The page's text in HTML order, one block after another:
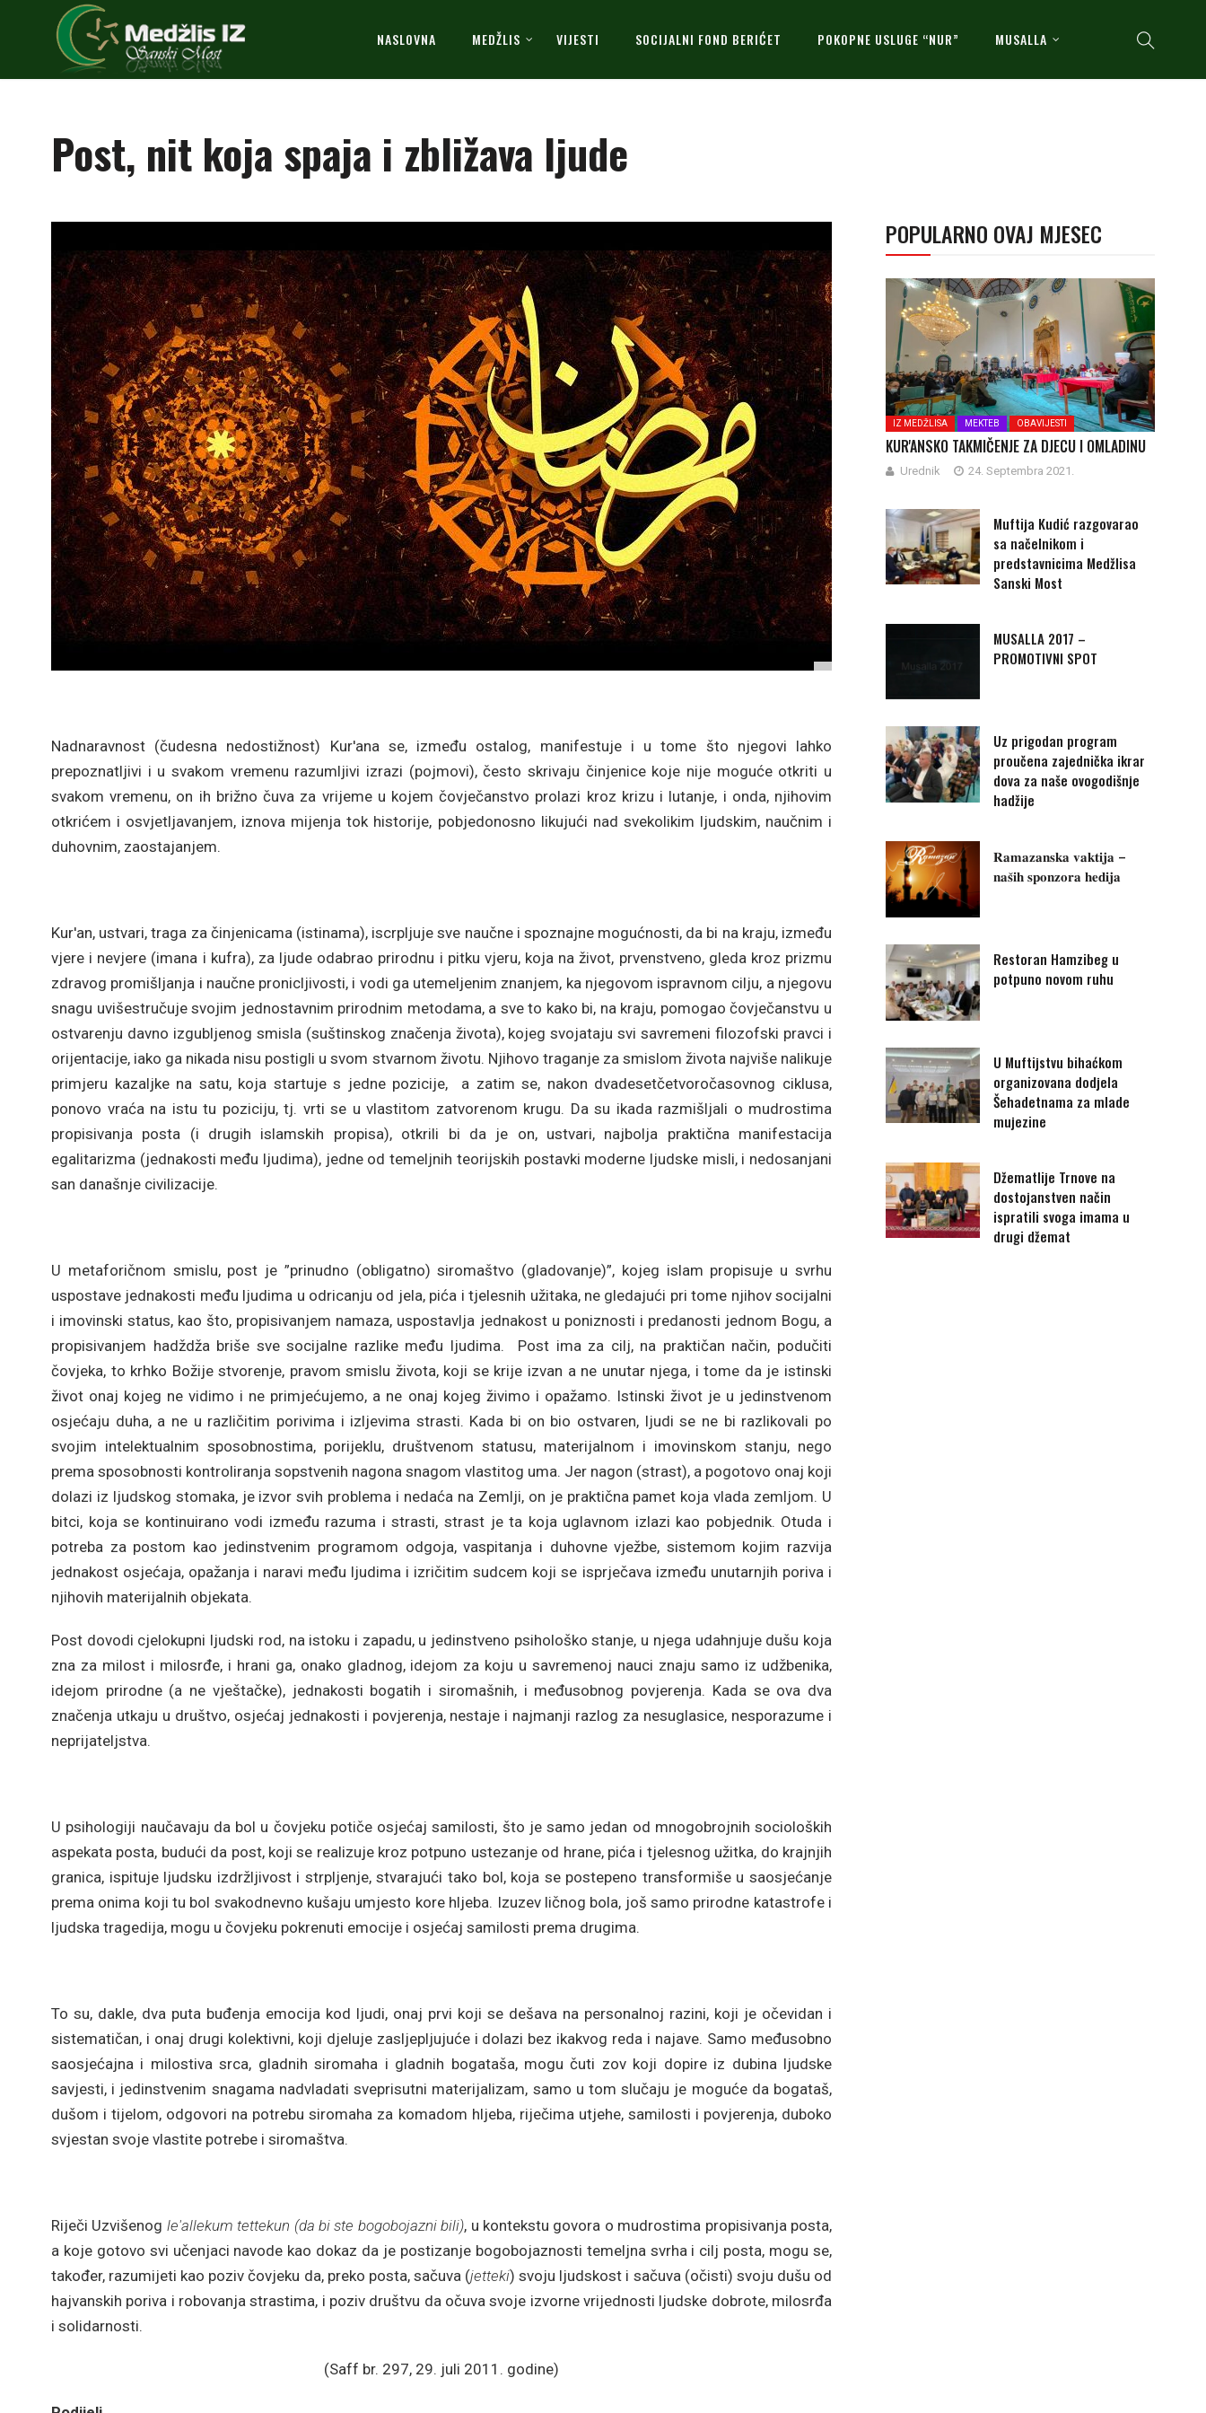
NASLOVNA MEDŽLIS VIJESTI SOCIJALNI FOND BERIĆET POKOPNE USLUGE “NUR” MUSALLA
Post, nit koja spaja i zbližava ljude
Nadnaravnost (čudesna nedostižnost) Kur'ana se, između ostalog, manifestuje i u tome što njegovi lahko
prepoznatljivi i u svakom vremenu razumljivi izrazi (pojmovi), često skrivaju činjenice koje nije moguće otkriti u
svakom vremenu, on ih brižno čuva za vrijeme u kojem čovječanstvo prolazi kroz krizu i lutanje, i onda, njihovim
otkrićem i osvjetljavanjem, iznova mijenja tok historije, pobjedonosno likujući nad svekolikim ljudskim, naučnim i
duhovnim, zaostajanjem.
Kur'an, ustvari, traga za činjenicama (istinama), iscrpljuje sve naučne i spoznajne mogućnosti, da bi na kraju, između
vjere i nevjere (imana i kufra), za ljude odabrao prirodnu i pitku vjeru, koja na život, prvenstveno, gleda kroz prizmu
zdravog promišljanja i naučne pronicljivosti, i vodi ga utemeljenim znanjem, ka njegovom ispravnom cilju, a njegovu
snagu uvišestručuje svojim jednostavnim prirodnim metodama, a sve to kako bi, na kraju, pomogao čovječanstvu u
ostvarenju davno izgubljenog smisla (suštinskog značenja života), kojeg svojataju svi savremeni filozofski pravci i
orijentacije, iako ga nikada nisu postigli u svom stvarnom životu. Njihovo traganje za smislom života najviše nalikuje
primjeru kazaljke na satu, koja startuje s jedne pozicije, a zatim se, nakon dvadesetčetvoročasovnog ciklusa,
ponovo vraća na istu tu poziciju, tj. vrti se u vlastitom zatvorenom krugu. Da su ikada razmišljali o mudrostima
propisivanja posta (i drugih islamskih propisa), otkrili bi da je on, ustvari, najbolja praktična manifestacija
egalitarizma (jednakosti među ljudima), jedne od temeljnih teorijskih postavki moderne ljudske misli, i nedosanjani
san današnje civilizacije.
U metaforičnom smislu, post je ”prinudno (obligatno) siromaštvo (gladovanje)”, kojeg islam propisuje u svrhu
uspostave jednakosti među ljudima u odricanju od jela, pića i tjelesnih užitaka, ne gledajući pri tome njihov socijalni
i imovinski status, kao što, propisivanjem namaza, uspostavlja jednakost u poniznosti i predanosti jednom Bogu, a
propisivanjem hadždža briše sve socijalne razlike među ljudima. Post ima za cilj, na praktičan način, podučiti
čovjeka, to krhko Božije stvorenje, pravom smislu života, koji se krije izvan a ne unutar njega, i tome da je istinski
život onaj kojeg ne vidimo i ne primjećujemo, a ne onaj kojeg živimo i opažamo. Istinski život je u jedinstvenom
osjećaju duha, a ne u različitim porivima i izljevima strasti. Kada bi on bio ostvaren, ljudi se ne bi razlikovali po
svojim intelektualnim sposobnostima, porijeklu, društvenom statusu, materijalnom i imovinskom stanju, nego
prema sposobnosti kontroliranja sopstvenih nagona snagom vlastitog uma. Jer nagon (strast), a pogotovo onaj koji
dolazi iz ljudskog stomaka, je izvor svih problema i nedaća na Zemlji, on je praktična pamet koja vlada zemljom. U
bitci, koja se kontinuirano vodi između razuma i strasti, strast je ta koja uglavnom izlazi kao pobjednik. Otuda i
potreba za postom kao jedinstvenim programom odgoja, vaspitanja i duhovne vježbe, sistemom kojim razvija
jednakost osjećaja, opažanja i naravi među ljudima i izričitim sudcem koji se isprječava između unutarnjih poriva i
njihovih materijalnih objekata.
Post dovodi cjelokupni ljudski rod, na istoku i zapadu, u jedinstveno psihološko stanje, u njega udahnjuje dušu koja
zna za milost i milosrđe, i hrani ga, onako gladnog, idejom za koju u savremenoj nauci znaju samo iz udžbenika,
idejom prirodne (a ne vještačke), jednakosti bogatih i siromašnih, i međusobnog povjerenja. Kada se ova dva
značenja utkaju u društvo, osjećaj jednakosti i povjerenja, nestaje i najmanji razlog za nesuglasice, nesporazume i
neprijateljstva.
U psihologiji naučavaju da bol u čovjeku potiče osjećaj samilosti, što je samo jedan od mnogobrojnih socioloških
aspekata posta, budući da post, koji se realizuje kroz potpuno ustezanje od hrane, pića i tjelesnog užitka, do krajnjih
granica, ispituje ljudsku izdržljivost i strpljenje, stvarajući tako bol, koja se postepeno transformiše u saosjećanje
prema onima koji tu bol svakodnevno kušaju umjesto kore hljeba. Izuzev ličnog bola, još samo prirodne katastrofe i
ljudska tragedija, mogu u čovjeku pokrenuti emocije i osjećaj samilosti prema drugima.
To su, dakle, dva puta buđenja emocija kod ljudi, onaj prvi koji se dešava na personalnoj razini, koji je očevidan i
sistematičan, i onaj drugi kolektivni, koji djeluje zasljepljujuće i dolazi bez ikakvog reda i najave. Samo međusobno
saosjećajna i milostiva srca, gladnih siromaha i gladnih bogataša, mogu čuti zov koji dopire iz dubina ljudske
savjesti, i jedinstvenim snagama nadvladati sveprisutni materijalizam, samo u tom slučaju je moguće da bogataš,
dušom i tijelom, odgovori na potrebu siromaha za komadom hljeba, riječima utjehe, samilosti i povjerenja, duboko
svjestan svoje vlastite potrebe i siromaštva.
Riječi Uzvišenog le'allekum tettekun (da bi ste bogobojazni bili), u kontekstu govora o mudrostima propisivanja posta,
a koje gotovo svi učenjaci navode kao dokaz da je postizanje bogobojaznosti temeljna svrha i cilj posta, mogu se,
također, razumijeti kao poziv čovjeku da, preko posta, sačuva (jetteki) svoju ljudskost i sačuva (očisti) svoju dušu od
hajvanskih poriva i robovanja strastima, i poziv društvu da očuva svoje izvorne vrijednosti ljudske dobrote, milosrđa
i solidarnosti.
(Saff br. 297, 29. juli 2011. godine)
POPULARNO OVAJ MJESEC
IZ MEDŽLISA MEKTEB OBAVIJESTI
KUR'ANSKO TAKMIČENJE ZA DJECU I OMLADINU
Urednik 24. Septembra 2021.
Muftija Kudić razgovarao
sa načelnikom i
predstavnicima Medžlisa
Sanski Most
MUSALLA 2017 –
PROMOTIVNI SPOT
Uz prigodan program
proučena zajednička ikrar
dova za naše ovogodišnje
hadžije
𝐑𝐚𝐦𝐚𝐳𝐚𝐧𝐬𝐤𝐚 𝐯𝐚𝐤𝐭𝐢𝐣𝐚 –
𝐧𝐚𝐬̌𝐢𝐡 𝐬𝐩𝐨𝐧𝐳𝐨𝐫𝐚 𝐡𝐞𝐝𝐢𝐣𝐚
Restoran Hamzibeg u
potpuno novom ruhu
U Muftijstvu bihaćkom
organizovana dodjela
Šehadetnama za mlade
mujezine
Džematlije Trnove na
dostojanstven način
ispratili svoga imama u
drugi džemat